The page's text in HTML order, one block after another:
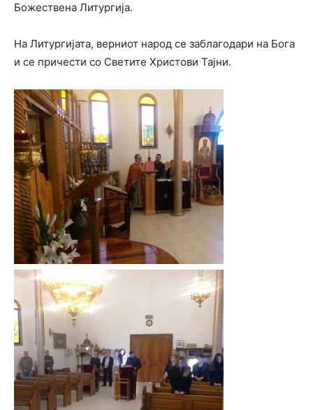
Божествена Литургија.
На Литургијата, верниот народ се заблагодари на Бога
и се причести со Светите Христови Тајни.